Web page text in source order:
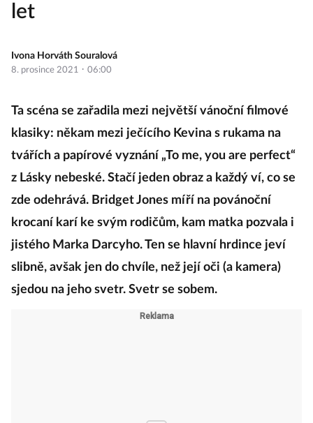
let
Ivona Horváth Souralová
8. prosince 2021 · 06:00
Ta scéna se zařadila mezi největší vánoční filmové
klasiky: někam mezi ječícího Kevina s rukama na
tvářích a papírové vyznání „To me, you are perfect“
z Lásky nebeské. Stačí jeden obraz a každý ví, co se
zde odehrává. Bridget Jones míří na povánoční
krocaní karí ke svým rodičům, kam matka pozvala i
jistého Marka Darcyho. Ten se hlavní hrdince jeví
slibně, avšak jen do chvíle, než její oči (a kamera)
sjedou na jeho svetr. Svetr se sobem.